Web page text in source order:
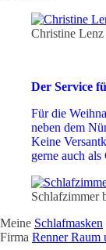
Christine Lenz
Der Service
Für die
neben dem
Keine
gerne auch
Schlafzimmer
Meine Schlafmasken
Firma Renner Raum